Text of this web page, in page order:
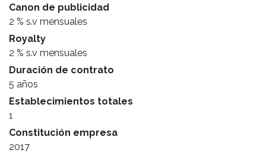
Canon de publicidad
2 % s.v mensuales
Royalty
2 % s.v mensuales
Duración de contrato
5 años
Establecimientos totales
1
Constitución empresa
2017